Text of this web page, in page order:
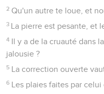
2 Qu'un autre te loue, et
3 La pierre est pesante, et
4 Il y a de la cruauté dans
jalousie ?
5 La correction ouverte
6 Les plaies faites par